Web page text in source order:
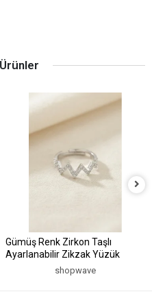
Gümüş Renk Zirkon Taşlı
Ayarlanabilir Zikzak Yüzük
shopwave